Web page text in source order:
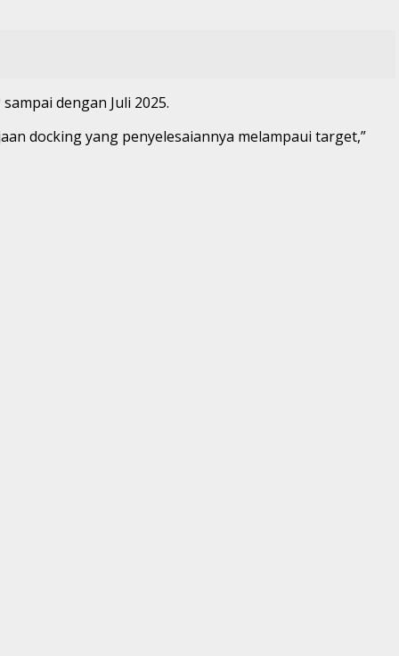
dengan Juli 2025.
docking yang penyelesaiannya melampaui target,”